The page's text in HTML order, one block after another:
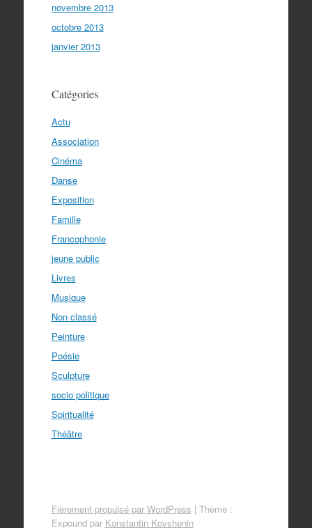
novembre 2013
octobre 2013
janvier 2013
Catégories
Actu
Association
Cinéma
Danse
Exposition
Famille
Francophonie
jeune public
Livres
Musique
Non classé
Peinture
Poésie
Sculpture
socio politique
Spiritualité
Théâtre
Fièrement propulsé par WordPress | Thème :
Expound par Konstantin Kovshenin